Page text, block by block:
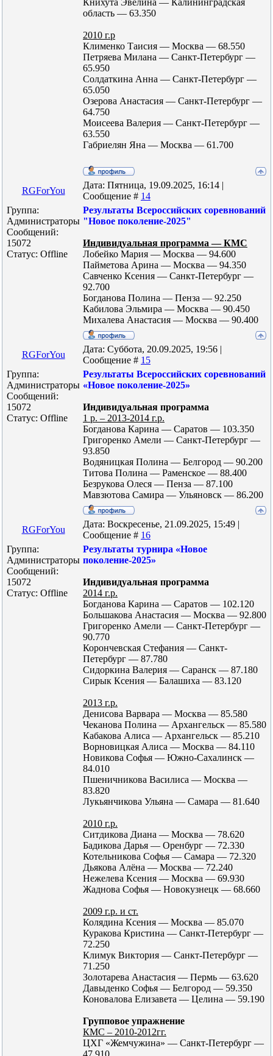
Книхута Эвелина — Калининградская
область — 63.350
2010 г.р
Клименко Таисия — Москва — 68.550
Петряева Милана — Санкт-Петербург —
65.950
Солдаткина Анна — Санкт-Петербург —
65.050
Озерова Анастасия — Санкт-Петербург —
64.750
Моисеева Валерия — Санкт-Петербург —
63.550
Габриелян Яна — Москва — 61.700
RGForYou
Дата: Пятница, 19.09.2025, 16:14 |
Сообщение # 14
Группа:
Администраторы
Сообщений:
15072
Статус: Offline
Результаты Всероссийских соревнований
"Новое поколение-2025"
Индивидуальная программа — КМС
Лобейко Мария — Москва — 94.600
Пайметова Арина — Москва — 94.350
Савченко Ксения — Санкт-Петербург —
92.700
Богданова Полина — Пенза — 92.250
Кабилова Эльмира — Москва — 90.450
Михалева Анастасия — Москва — 90.400
RGForYou
Дата: Суббота, 20.09.2025, 19:56 |
Сообщение # 15
Группа:
Администраторы
Сообщений:
15072
Статус: Offline
Результаты Всероссийских соревнований
«Новое поколение-2025»
Индивидуальная программа
1 р. – 2013-2014 г.р.
Богданова Карина — Саратов — 103.350
Григоренко Амели — Санкт-Петербург —
93.850
Водяницкая Полина — Белгород — 90.200
Титова Полина — Раменское — 88.400
Безрукова Олеся — Пенза — 87.100
Мавзютова Самира — Ульяновск — 86.200
RGForYou
Дата: Воскресенье, 21.09.2025, 15:49 |
Сообщение # 16
Группа:
Администраторы
Сообщений:
15072
Статус: Offline
Результаты турнира «Новое
поколение-2025»
Индивидуальная программа
2014 г.р.
Богданова Карина — Саратов — 102.120
Большакова Анастасия — Москва — 92.800
Григоренко Амели — Санкт-Петербург —
90.770
Корончевская Стефания — Санкт-
Петербург — 87.780
Сидоркина Валерия — Саранск — 87.180
Сирык Ксения — Балашиха — 83.120
2013 г.р.
Денисова Варвара — Москва — 85.580
Чеканова Полина — Архангельск — 85.580
Кабакова Алиса — Архангельск — 85.210
Ворновицкая Алиса — Москва — 84.110
Новикова Софья — Южно-Сахалинск —
84.010
Пшеничникова Василиса — Москва —
83.820
Лукьянчикова Ульяна — Самара — 81.640
2010 г.р.
Ситдикова Диана — Москва — 78.620
Бадикова Дарья — Оренбург — 72.330
Котельникова Софья — Самара — 72.320
Дьякова Алёна — Москва — 72.240
Нежелева Ксения — Москва — 69.930
Жаднова Софья — Новокузнецк — 68.660
2009 г.р. и ст.
Колядина Ксения — Москва — 85.070
Куракова Кристина — Санкт-Петербург —
72.250
Климук Виктория — Санкт-Петербург —
71.250
Золотарева Анастасия — Пермь — 63.620
Давыденко Софья — Белгород — 59.350
Коновалова Елизавета — Целина — 59.190
Групповое упражнение
КМС – 2010-2012гг.
ЦХГ «Жемчужина» — Санкт-Петербург —
47.910